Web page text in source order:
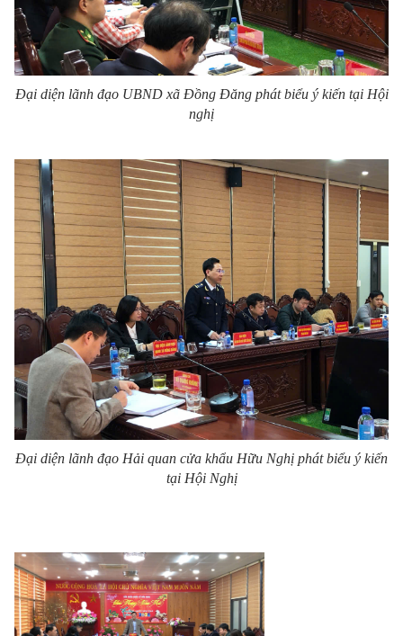
Đại diện lãnh đạo UBND xã Đồng Đăng phát biểu ý kiến tại Hội
nghị
Đại diện lãnh đạo Hải quan cửa khẩu Hữu Nghị phát biểu ý kiến
tại Hội Nghị